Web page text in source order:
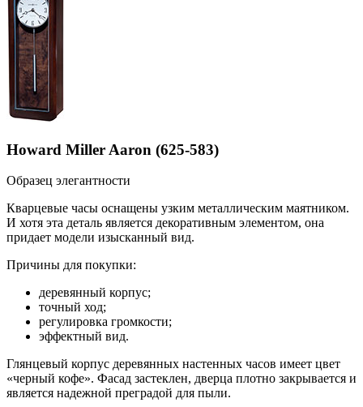
Howard Miller Aaron (625-583)
Образец элегантности
Кварцевые часы оснащены узким металлическим маятником.
И хотя эта деталь является декоративным элементом, она
придает модели изысканный вид.
Причины для покупки:
деревянный корпус;
точный ход;
регулировка громкости;
эффектный вид.
Глянцевый корпус деревянных настенных часов имеет цвет
«черный кофе». Фасад застеклен, дверца плотно закрывается и
является надежной преградой для пыли.